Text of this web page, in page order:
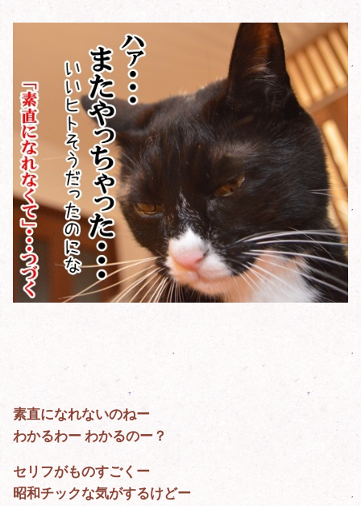
素直になれないのねー
わかるわー わかるのー？
セリフがものすごくー
昭和チックな気がするけどー